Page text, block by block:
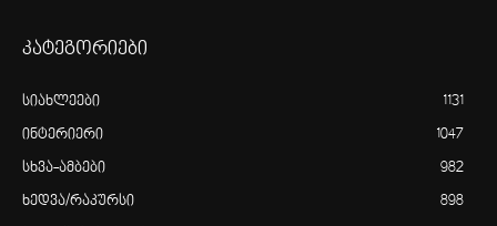
კატეგორიები
სიახლეები 1131
ინტერიერი 1047
სხვა-ამბები 982
ხედვა/რაკურსი 898